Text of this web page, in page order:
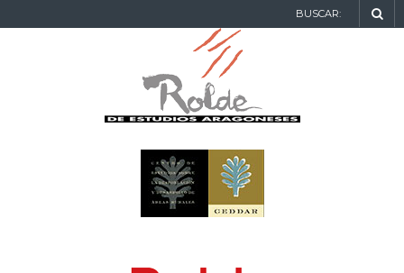
BUSCAR: